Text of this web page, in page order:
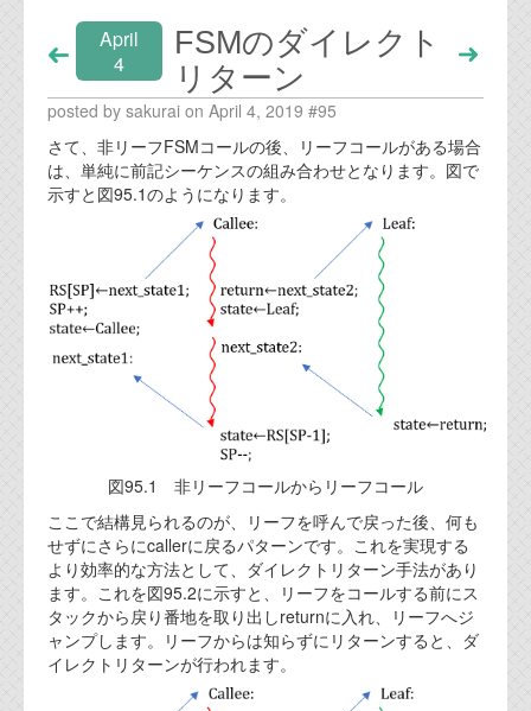
April
4
FSMのダイレクト
リターン
posted by sakurai on April 4, 2019 #95
さて、非リーフFSMコールの後、リーフコールがある場合
は、単純に前記シーケンスの組み合わせとなります。図で
示すと図95.1のようになります。
図95.1 非リーフコールからリーフコール
ここで結構見られるのが、リーフを呼んで戻った後、何も
せずにさらにcallerに戻るパターンです。これを実現する
より効率的な方法として、ダイレクトリターン手法があり
ます。これを図95.2に示すと、リーフをコールする前にス
タックから戻り番地を取り出しreturnに入れ、リーフへジ
ャンプします。リーフからは知らずにリターンすると、ダ
イレクトリターンが行われます。